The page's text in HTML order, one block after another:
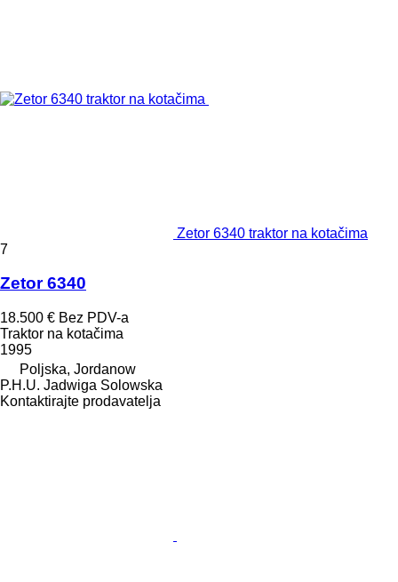
Zetor 6340 traktor na kotačima
7
Zetor 6340
18.500 € Bez PDV-a
Traktor na kotačima
1995
Poljska, Jordanow
P.H.U. Jadwiga Solowska
Kontaktirajte prodavatelja